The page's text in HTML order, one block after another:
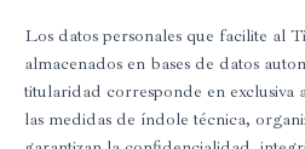
Los datos personales que facilite al
almacenados en bases de datos
titularidad corresponde en exclusiva
las medidas de índole técnica,